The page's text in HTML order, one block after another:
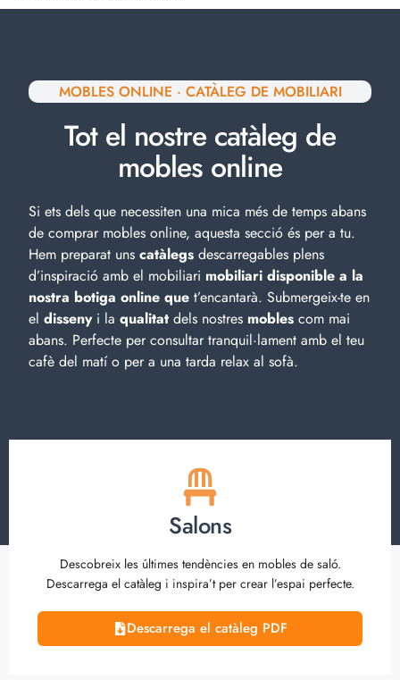
MOBLES ONLINE · CATÀLEG DE MOBILIARI
Tot el nostre catàleg de
mobles online
Si ets dels que necessiten una mica més de temps abans
de comprar mobles online, aquesta secció és per a tu.
Hem preparat uns catàlegs descarregables plens
d’inspiració amb el mobiliari mobiliari disponible a la
nostra botiga online que t’encantarà. Submergeix-te en
el dissenyi la qualitat dels nostres mobles com mai
abans. Perfecte per consultar tranquil·lament amb el teu
cafè del matí o per a una tarda relax al sofà.
Salons
Descobreix les últimes tendències en mobles de saló.
Descarrega el catàleg i inspira’t per crear l’espai perfecte.
Descarrega el catàleg PDF